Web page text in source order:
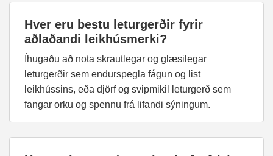
Hver eru bestu leturgerðir fyrir
aðlaðandi leikhúsmerki?
Íhugaðu að nota skrautlegar og glæsilegar
leturgerðir sem endurspegla fágun og list
leikhússins, eða djörf og svipmikil leturgerð sem
fangar orku og spennu frá lifandi sýningum.